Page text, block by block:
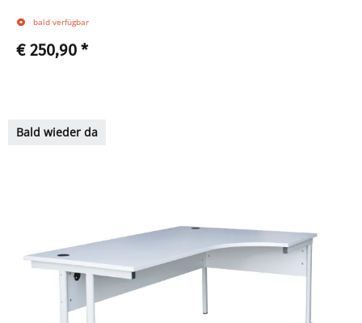
bald verfügbar
€ 250,90 *
Bald wieder da